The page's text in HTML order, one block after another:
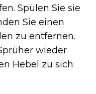
Spülen Sie sie
Sie einen
zu entfernen.
wieder
Hebel zu sich